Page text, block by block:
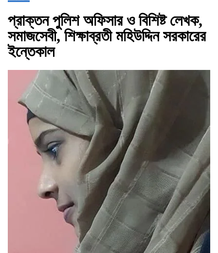
প্রাক্তন পুলিশ অফিসার ও বিশিষ্ট লেখক,
সমাজসেবী, শিক্ষাব্রতী মহিউদ্দিন সরকারের
ইন্তেকাল